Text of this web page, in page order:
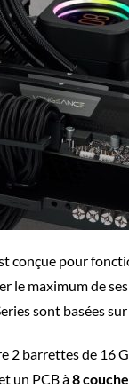
conçue pour
le maximum de
sont basées
2 barrettes de 16
un PCB à8